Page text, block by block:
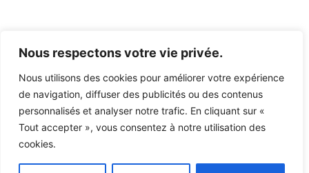
Nous respectons votre vie privée.
Nous utilisons des cookies pour améliorer votre expérience
de navigation, diffuser des publicités ou des contenus
personnalisés et analyser notre trafic. En cliquant sur «
Tout accepter », vous consentez à notre utilisation des
cookies.
Mentions légales et Politique de confidentialité
Accessibilité et Plan du site
A propos Blog